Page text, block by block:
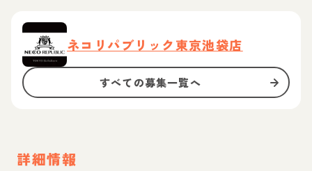
ネコリパブリック東京池袋店
すべての募集一覧へ
詳細情報